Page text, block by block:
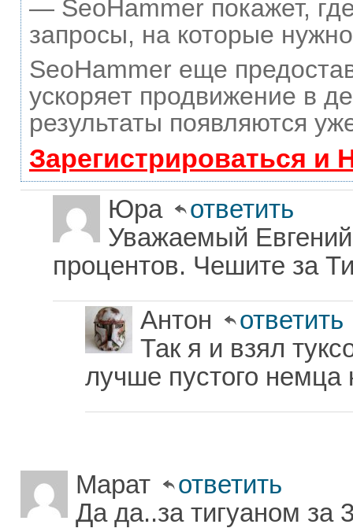
— SeoHammer покажет,
запросы, на которые
SeoHammer еще
ускоряет продвижение в
результаты появляются
Зарегистрироваться и
Юра
ответить
Уважаемый
процентов. Чешите за
Антон
ответить
Так я и взял
лучше пустого немца
Марат
ответить
Да да..за тигуаном за